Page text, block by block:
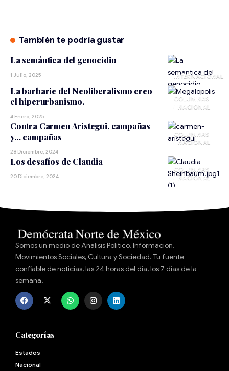
También te podría gustar
INTERNACIONAL
La semántica del genocidio
1 Julio, 2025
NACIONAL
La barbarie del Neoliberalismo creo
el hiperurbanismo.
4 Enero, 2025
NACIONAL
Contra Carmen Aristegui, campañas
y… campañas
28 Diciembre, 2024
NACIONAL
Los desafíos de Claudia
20 Diciembre, 2024
Somos un medio de Análisis Político, Información,
Movimientos Sociales, Cultura y Sociedad. Tu fuente
confiable de noticias, las 24 horas del día, los 7 días de la
semana.
Categorías
Estados
Nacional